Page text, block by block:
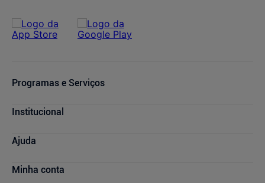
Programas e Serviços
Serviços Farmacêuticos
Cupons de Desconto
Mais Tamoio
Institucional
Nossas Lojas
Trabalhe Conosco
Ajuda
Compras e Pedidos
Minha conta